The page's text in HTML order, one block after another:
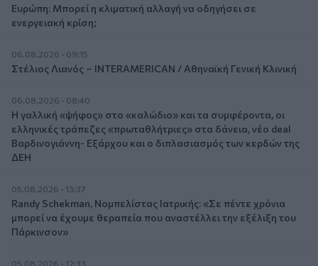
Ευρώπη: Μπορεί η κλιματική αλλαγή να οδηγήσει σε
ενεργειακή κρίση;
06.08.2026 - 09:15
Στέλιος Λιανός – INTERAMERICAN / Αθηναϊκή Γενική Κλινική
06.08.2026 - 08:40
Η γαλλική «ψήφος» στο «καλώδιο» και τα συμφέροντα, οι
ελληνικές τράπεζες «πρωταθλήτριες» στα δάνεια, νέο deal
Βαρδινογιάννη- Εξάρχου και ο διπλασιασμός των κερδών της
ΔΕΗ
05.08.2026 - 13:37
Randy Schekman, Νομπελίστας Ιατρικής: «Σε πέντε χρόνια
μπορεί να έχουμε θεραπεία που αναστέλλει την εξέλιξη του
Πάρκινσον»
05.08.2026 - 12:33